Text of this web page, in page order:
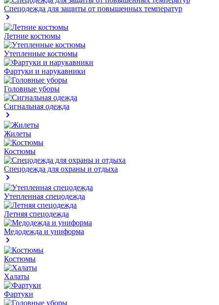
Спецодежда для защиты от повышенных температур
Летние костюмы
Утепленные костюмы
Фартуки и нарукавники
Головные уборы
Сигнальная одежда
Жилеты
Костюмы
Спецодежда для охраны и отдыха
Утепленная спецодежда
Летняя спецодежда
Медодежда и униформа
Костюмы
Халаты
Фартуки